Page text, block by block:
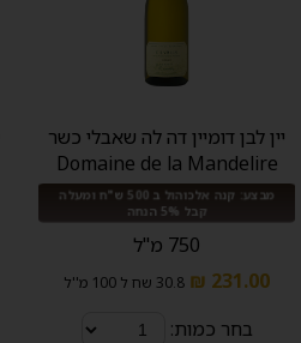
יין לבן דומיין דה לה שאבלי כשר
Domaine de la Mandelire
מבצע: קנה אלכוהול ב 500 ש"ח ומעלה
קבל 5% הנחה
750 מ"ל
231.00 ₪
30.8 שח ל 100 מ''ל
בחר כמות: